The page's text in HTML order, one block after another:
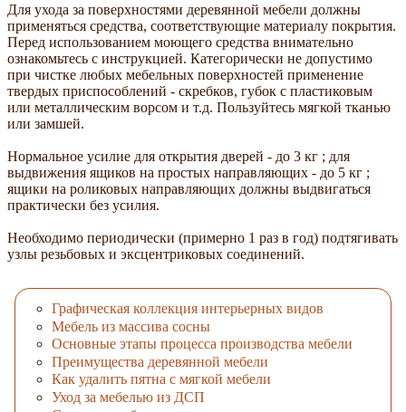
Для ухода за поверхностями деревянной мебели должны
применяться средства, соответствующие материалу покрытия.
Перед использованием моющего средства внимательно
ознакомьтесь с инструкцией. Категорически не допустимо
при чистке любых мебельных поверхностей применение
твердых приспособлений - скребков, губок с пластиковым
или металлическим ворсом и т.д. Пользуйтесь мягкой тканью
или замшей.
Нормальное усилие для открытия дверей - до 3 кг ; для
выдвижения ящиков на простых направляющих - до 5 кг ;
ящики на роликовых направляющих должны выдвигаться
практически без усилия.
Необходимо периодически (примерно 1 раз в год) подтягивать
узлы резьбовых и эксцентриковых соединений.
Графическая коллекция интерьерных видов
Мебель из массива сосны
Основные этапы процесса производства мебели
Преимущества деревянной мебели
Как удалить пятна с мягкой мебели
Уход за мебелью из ДСП